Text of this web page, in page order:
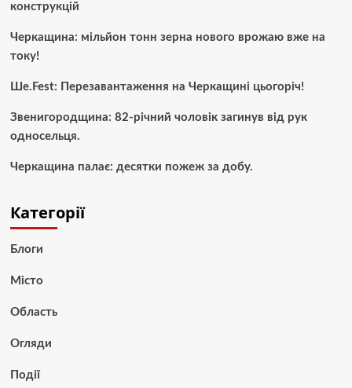
конструкцій
Черкащина: мільйон тонн зерна нового врожаю вже на
току!
Ше.Fest: Перезавантаження на Черкащині цьогоріч!
Звенигородщина: 82-річний чоловік загинув від рук
односельця.
Черкащина палає: десятки пожеж за добу.
Категорії
Блоги
Місто
Область
Огляди
Події